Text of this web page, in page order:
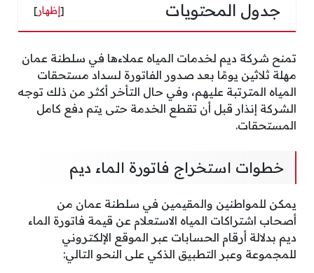
جدول المحتويات [إظهار]
تمنح شركة ديم لخدمات المياه عملاءها في سلطنة عمان
مهلة ثلاثين يومًا بعد صدور الفاتورة لسداد مستحقات
المياه المترتبة عليهم، وفي حال التأخر أكثر من ذلك توجه
الشركة إنذار قبل أن تقطع الخدمة حتى يتم دفع كامل
المستحقات.
خطوات استخراج فاتورة الماء ديم
يمكن للمواطنين والمقيمين في سلطنة عمان من
أصحاب اشتراكات المياه الاستعلام عن قيمة فاتورة الماء
ديم بدلالة أرقام الحسابات عبر الموقع الإلكتروني
للمجموعة وعبر التطبيق الذكي على النحو التالي: